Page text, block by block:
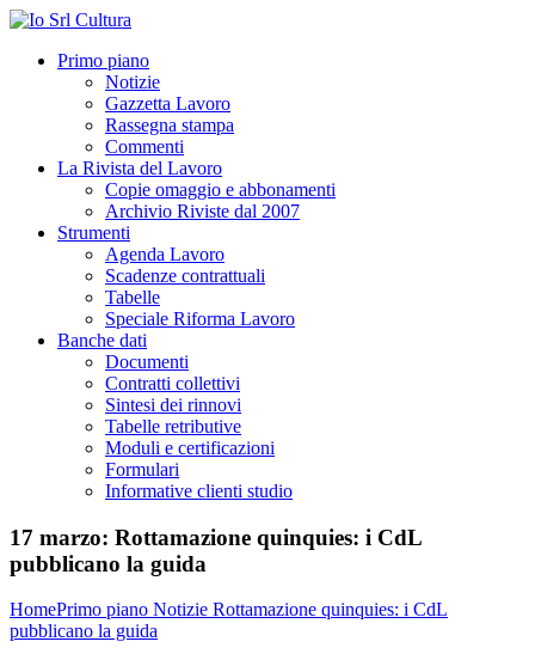
Primo piano
Notizie
Gazzetta Lavoro
Rassegna stampa
Commenti
La Rivista del Lavoro
Copie omaggio e abbonamenti
Archivio Riviste dal 2007
Strumenti
Agenda Lavoro
Scadenze contrattuali
Tabelle
Speciale Riforma Lavoro
Banche dati
Documenti
Contratti collettivi
Sintesi dei rinnovi
Tabelle retributive
Moduli e certificazioni
Formulari
Informative clienti studio
17 marzo: Rottamazione quinquies: i CdL
pubblicano la guida
HomePrimo piano Notizie Rottamazione quinquies: i CdL
pubblicano la guida